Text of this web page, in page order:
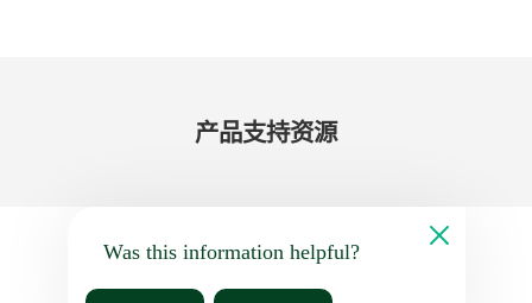
产品​支持​资源
Was this information helpful?